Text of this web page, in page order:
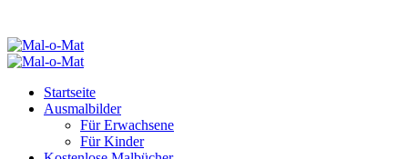
Startseite
Ausmalbilder
Für Erwachsene
Für Kinder